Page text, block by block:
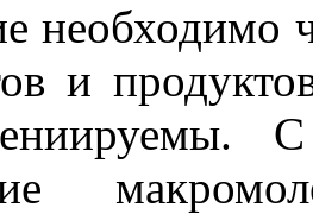
необходимо
и
. С